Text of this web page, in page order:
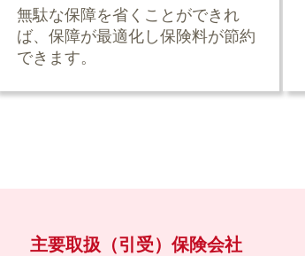
無駄な保障を省くことができれ
ば、保障が最適化し保険料が節約
できます。
主要取扱（引受）保険会社